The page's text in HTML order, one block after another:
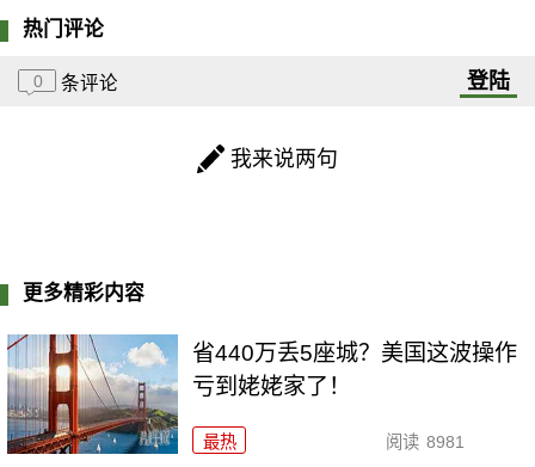
热门评论
0 条评论 登陆
我来说两句
更多精彩内容
省440万丢5座城？美国这波操作
亏到姥姥家了！
最热 阅读 8981